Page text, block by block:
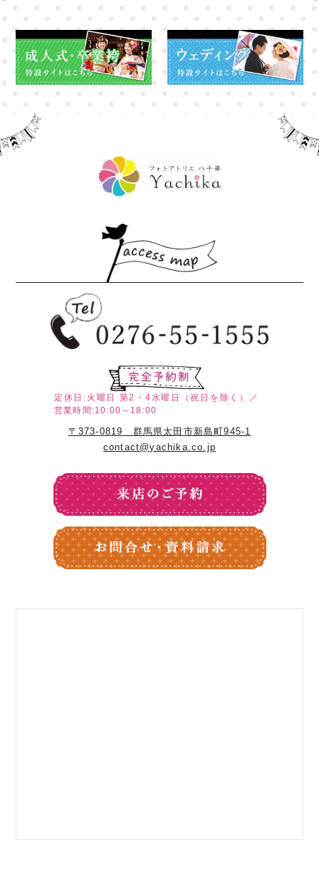
定休日:火曜日
第2・4水曜日（祝日を除く）／
営業時間:10:00～18:00
〒373-0819 群馬県太田市新島町945-1
contact@yachika.co.jp